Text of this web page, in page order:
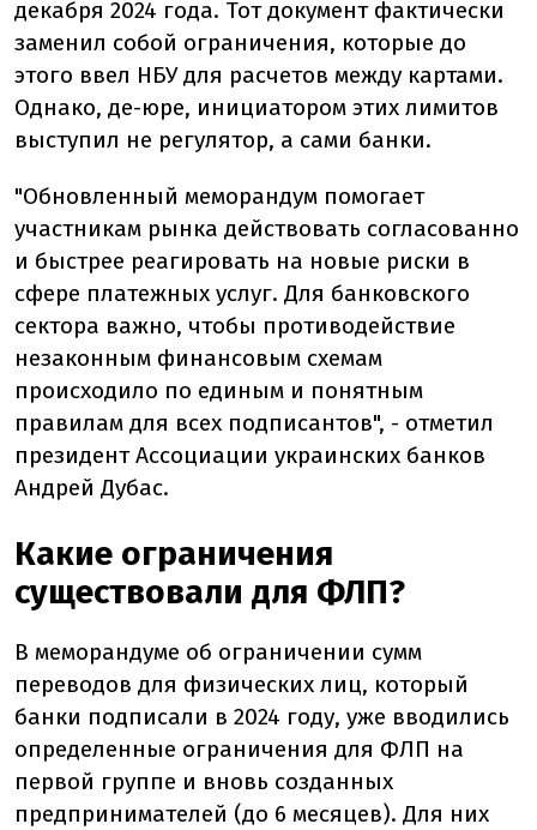
декабря 2024 года. Тот документ фактически
заменил собой ограничения, которые до
этого ввел НБУ для расчетов между картами.
Однако, де-юре, инициатором этих лимитов
выступил не регулятор, а сами банки.
"Обновленный меморандум помогает
участникам рынка действовать согласованно
и быстрее реагировать на новые риски в
сфере платежных услуг. Для банковского
сектора важно, чтобы противодействие
незаконным финансовым схемам
происходило по единым и понятным
правилам для всех подписантов", - отметил
президент Ассоциации украинских банков
Андрей Дубас.
Какие ограничения
существовали для ФЛП?
В меморандуме об ограничении сумм
переводов для физических лиц, который
банки подписали в 2024 году, уже вводились
определенные ограничения для ФЛП на
первой группе и вновь созданных
предпринимателей (до 6 месяцев). Для них